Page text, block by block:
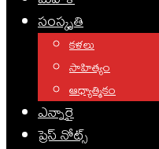
సంస్కృతి
కళలు
సాహిత్యం
ఆధ్యాత్మికం
ఎన్నారై
ప్రెస్ నోట్స్